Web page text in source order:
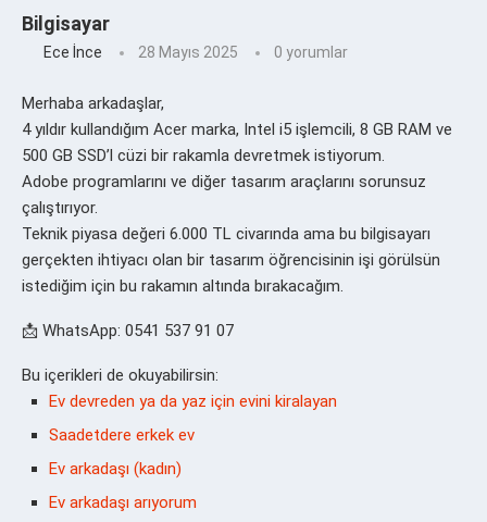
Bilgisayar
Ece İnce 28 Mayıs 2025 0 yorumlar
Merhaba arkadaşlar,
4 yıldır kullandığım Acer marka, Intel i5 işlemcili, 8 GB RAM ve
500 GB SSD’l cüzi bir rakamla devretmek istiyorum.
Adobe programlarını ve diğer tasarım araçlarını sorunsuz
çalıştırıyor.
Teknik piyasa değeri 6.000 TL civarında ama bu bilgisayarı
gerçekten ihtiyacı olan bir tasarım öğrencisinin işi görülsün
istediğim için bu rakamın altında bırakacağım.
📩 WhatsApp: 0541 537 91 07
Bu içerikleri de okuyabilirsin:
Ev devreden ya da yaz için evini kiralayan
Saadetdere erkek ev
Ev arkadaşı (kadın)
Ev arkadaşı arıyorum